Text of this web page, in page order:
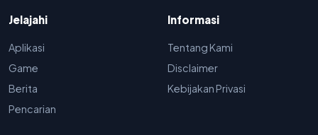
Jelajahi
Aplikasi
Game
Berita
Pencarian
Informasi
Tentang Kami
Disclaimer
Kebijakan Privasi